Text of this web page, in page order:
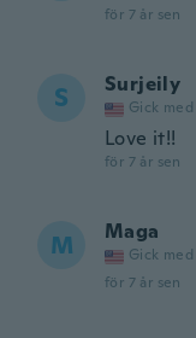
för 7 år sen
S Surjeily
Gick med
Love it!!
för 7 år sen
M Maga
Gick med
för 7 år sen